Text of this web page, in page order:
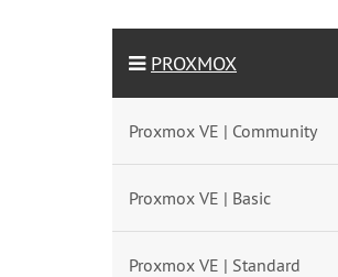
PROXMOX
Proxmox VE | Community
Proxmox VE | Basic
Proxmox VE | Standard